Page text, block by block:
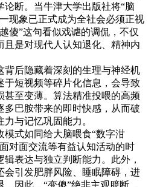
论断。当牛津大学出版社将“脑
现象已正式成为全社会必须正视
傻”这句看似戏谑的调侃，不仅
且是对现代人认知退化、精神内
后隐藏着深刻的生理与神经机
于短视频等碎片化信息，会导致
甚至变薄。算法精准投喂的高频
多巴胺带来的即时快感，从而破
与记忆巩固能力。
式如同给大脑喂食“数字泔
对面交流等有益认知活动的时
表达与独立判断能力。此外，
会引发肥胖风险、睡眠障碍，进
因此，“变傻”绝非主观臆断，